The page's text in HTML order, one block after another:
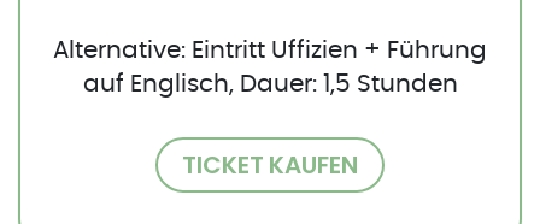
Alternative: Eintritt Uffizien + Führung
auf Englisch, Dauer: 1,5 Stunden
TICKET KAUFEN